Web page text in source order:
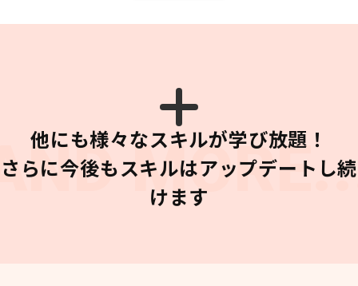
他にも様々なスキルが学び放題！
さらに今後もスキルはアップデートし続
けます